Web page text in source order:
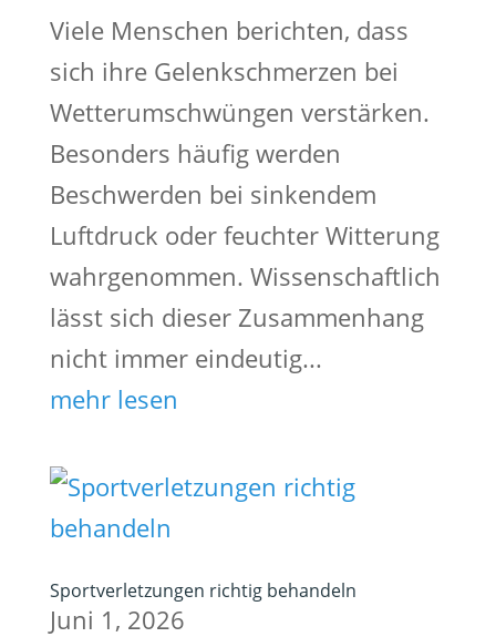
Viele Menschen berichten, dass
sich ihre Gelenkschmerzen bei
Wetterumschwüngen verstärken.
Besonders häufig werden
Beschwerden bei sinkendem
Luftdruck oder feuchter Witterung
wahrgenommen. Wissenschaftlich
lässt sich dieser Zusammenhang
nicht immer eindeutig...
mehr lesen
Sportverletzungen richtig behandeln
Juni 1, 2026